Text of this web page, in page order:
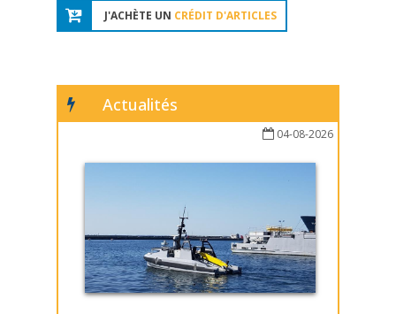
J'ACHÈTE UN CRÉDIT D'ARTICLES
Actualités
04-08-2026